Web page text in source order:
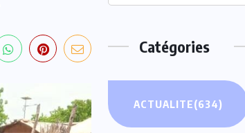
Catégories
ACTUALITE(634)